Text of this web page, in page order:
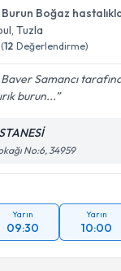
Boğaz
, Tuzla
(12 Değerlendirme)
Samancı
burun...
No:6, 34959
Yarın
09:30
Yarın
10:00